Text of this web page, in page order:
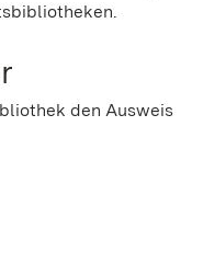
den Ausweis